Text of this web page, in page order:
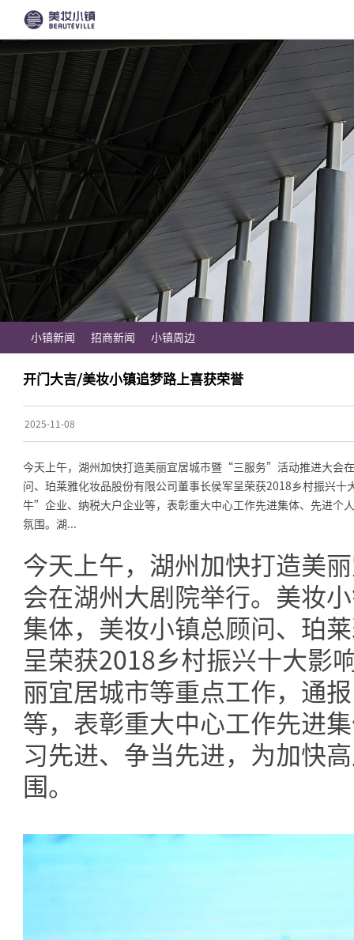
小镇新闻 招商新闻 小镇周边
开门大吉/美妆小镇追梦路上喜获荣誉
2025-11-08
今天上午，湖州加快打造美丽宜居城市暨“三服务”活动推进大会
问、珀莱雅化妆品股份有限公司董事长侯军呈荣获2018乡村振兴
牛”企业、纳税大户企业等，表彰重大中心工作先进集体、先进个
氛围。湖...
今天上午，湖州加快打造美
会在湖州大剧院举行。美妆
集体，美妆小镇总顾问、珀
呈荣获2018乡村振兴十大影
丽宜居城市等重点工作，通
等，表彰重大中心工作先进
习先进、争当先进，为加快
围。